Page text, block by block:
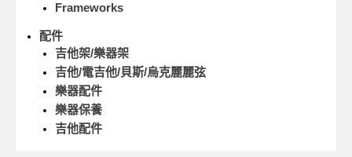
Frameworks
配件
吉他架/樂器架
吉他/電吉他/貝斯/烏克麗麗弦
樂器配件
樂器保養
吉他配件